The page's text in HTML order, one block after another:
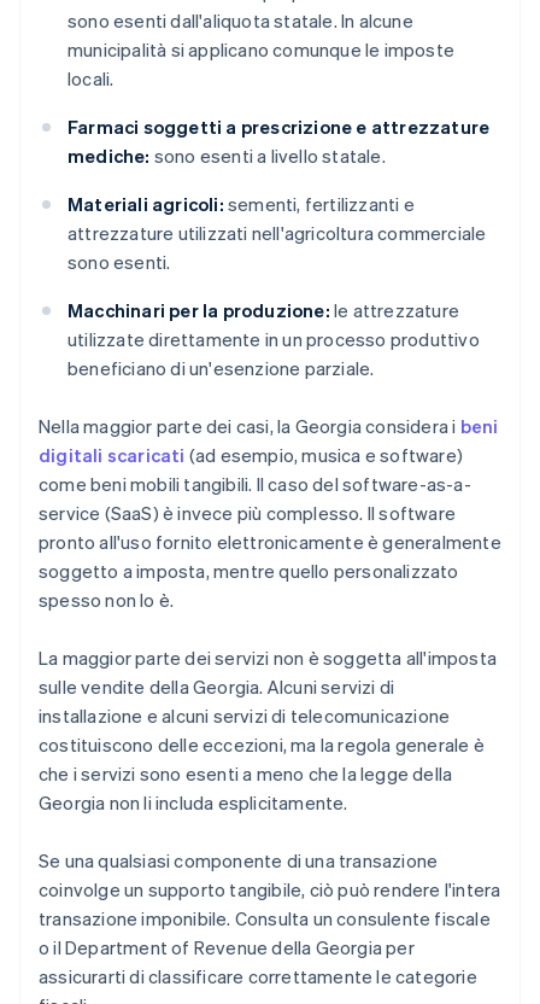
sono esenti dall'aliquota statale. In alcune
municipalità si applicano comunque le imposte
locali.
Farmaci soggetti a prescrizione e attrezzature
mediche: sono esenti a livello statale.
Materiali agricoli: sementi, fertilizzanti e
attrezzature utilizzati nell'agricoltura commerciale
sono esenti.
Macchinari per la produzione: le attrezzature
utilizzate direttamente in un processo produttivo
beneficiano di un'esenzione parziale.
Nella maggior parte dei casi, la Georgia considera i beni
digitali scaricati (ad esempio, musica e software)
come beni mobili tangibili. Il caso del software-as-a-
service (SaaS) è invece più complesso. Il software
pronto all'uso fornito elettronicamente è generalmente
soggetto a imposta, mentre quello personalizzato
spesso non lo è.
La maggior parte dei servizi non è soggetta all'imposta
sulle vendite della Georgia. Alcuni servizi di
installazione e alcuni servizi di telecomunicazione
costituiscono delle eccezioni, ma la regola generale è
che i servizi sono esenti a meno che la legge della
Georgia non li includa esplicitamente.
Se una qualsiasi componente di una transazione
coinvolge un supporto tangibile, ciò può rendere l'intera
transazione imponibile. Consulta un consulente fiscale
o il Department of Revenue della Georgia per
assicurarti di classificare correttamente le categorie